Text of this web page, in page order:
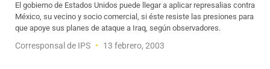
El gobierno de Estados Unidos puede llegar a aplicar represalias contra
México, su vecino y socio comercial, si éste resiste las presiones para
que apoye sus planes de ataque a Iraq, según observadores.
Corresponsal de IPS 13 febrero, 2003